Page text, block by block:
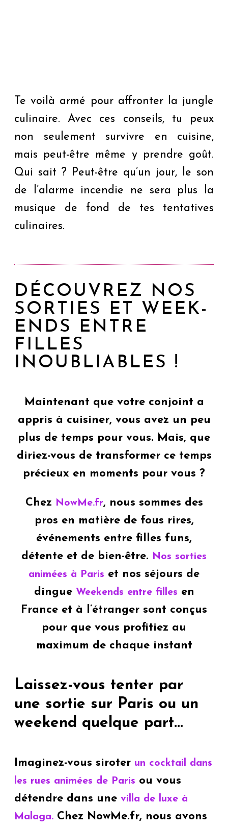
Te voilà armé pour affronter la jungle
culinaire. Avec ces conseils, tu peux
non seulement survivre en cuisine,
mais peut-être même y prendre goût.
Qui sait ? Peut-être qu’un jour, le son
de l’alarme incendie ne sera plus la
musique de fond de tes tentatives
culinaires.
DÉCOUVREZ NOS
SORTIES ET WEEK-
ENDS ENTRE
FILLES
INOUBLIABLES !
Maintenant que votre conjoint a
appris à cuisiner, vous avez un peu
plus de temps pour vous. Mais, que
diriez-vous de transformer ce temps
précieux en moments pour vous ?
Chez NowMe.fr, nous sommes des
pros en matière de fous rires,
événements entre filles funs,
détente et de bien-être. Nos sorties
animées à Paris et nos séjours de
dingue Weekends entre filles en
France et à l’étranger sont conçus
pour que vous profitiez au
maximum de chaque instant
Laissez-vous tenter par
une sortie sur Paris ou un
weekend quelque part...
Imaginez-vous siroter un cocktail dans
les rues animées de Paris ou vous
détendre dans une villa de luxe à
Malaga. Chez NowMe.fr, nous avons